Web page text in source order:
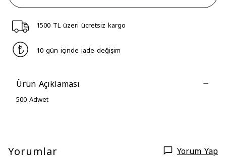
1500 TL üzeri ücretsiz kargo
10 gün içinde iade değişim
Ürün Açıklaması
500 Adwet
Yorumlar Yorum Yap